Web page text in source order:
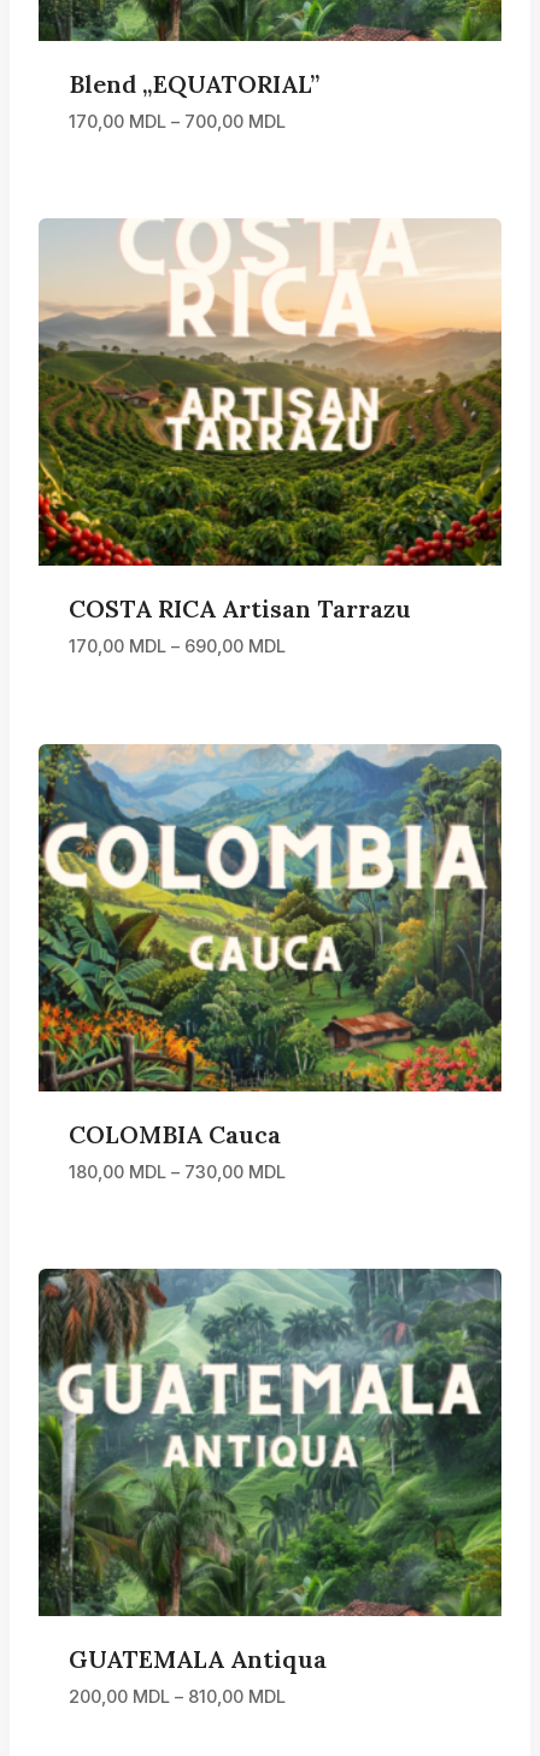
Blend „EQUATORIAL”
170,00 MDL – 700,00 MDLInterval
până
la
700,00 MDL
COSTA RICA Artisan Tarrazu
170,00 MDL – 690,00 MDLInterval
până
la
690,00 MDL
COLOMBIA Cauca
180,00 MDL – 730,00 MDL
până
la
730,00 MDL
GUATEMALA Antiqua
200,00 MDL – 810,00 MDLInterval